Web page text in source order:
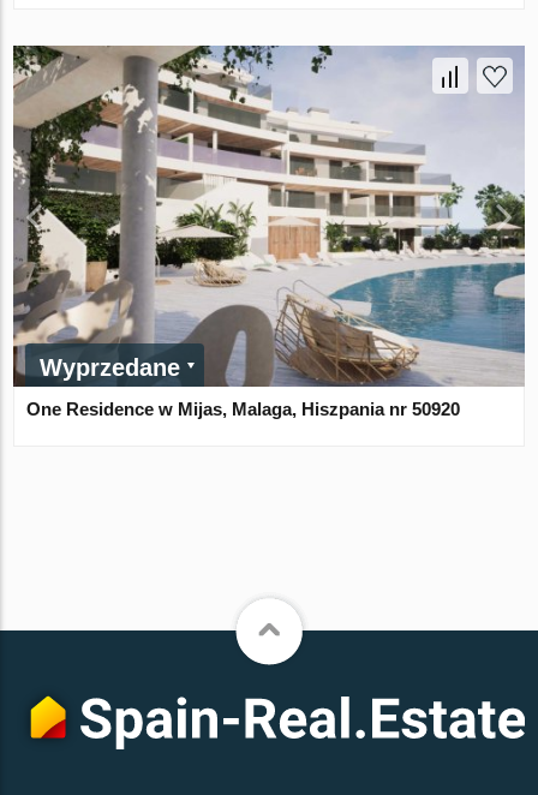
Wyprzedane
One Residence w Mijas, Malaga, Hiszpania nr 50920